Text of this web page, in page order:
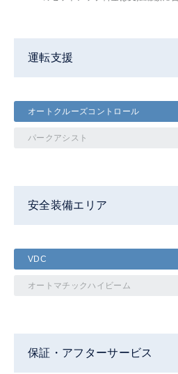
運転支援
オートクルーズコントロール
パークアシスト
安全装備エリア
VDC
オートマチックハイビーム
保証・アフターサービス